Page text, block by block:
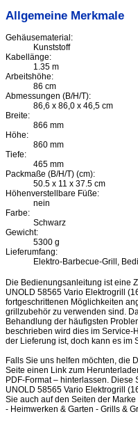
Allgemeine Merkmale
Gehäusematerial:
Kunststoff
Kabellänge:
1.35 m
Arbeitshöhe:
86 cm
Abmessungen (B/H/T):
86,6 x 86,0 x 46,5 cm
Breite:
866 mm
Höhe:
860 mm
Tiefe:
465 mm
Packmaße (B/H/T) (cm):
50.5 x 11 x 37.5 cm
Höhenverstellbare Füße:
nein
Farbe:
Schwarz
Gewicht:
5300 g
Lieferumfang:
Elektro-Barbecue-Grill,
Die Bedienungsanleitung ist eine
UNOLD 58565 Vario Elektrogrill
fortgeschrittenen Möglichkeiten
grillzubehör zu verwenden sind.
Behandlung der häufigsten
beschrieben wird dies im Service-
der Lieferung ist, doch kann es im
Falls Sie uns helfen möchten, die
Seite einen Link zum
PDF-Format – hinterlassen. Diese
UNOLD 58565 Vario Elektrogrill
Sie auch auf den Seiten der
- Heimwerken & Garten - Grills &